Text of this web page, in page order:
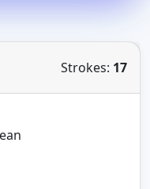
Strokes: 17